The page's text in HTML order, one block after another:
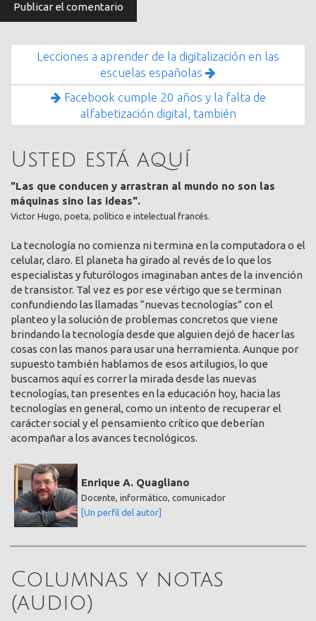
Lecciones a aprender de la digitalización en las
escuelas españolas
Facebook cumple 20 años y la falta de
alfabetización digital, también
Usted está aquí
"Las que conducen y arrastran al mundo no son las
máquinas sino las ideas".
Victor Hugo, poeta, político e intelectual francés.
La tecnología no comienza ni termina en la computadora o el
celular, claro. El planeta ha girado al revés de lo que los
especialistas y futurólogos imaginaban antes de la invención
de transistor. Tal vez es por ese vértigo que se terminan
confundiendo las llamadas “nuevas tecnologías” con el
planteo y la solución de problemas concretos que viene
brindando la tecnología desde que alguien dejó de hacer las
cosas con las manos para usar una herramienta. Aunque por
supuesto también hablamos de esos artilugios, lo que
buscamos aquí es correr la mirada desde las nuevas
tecnologías, tan presentes en la educación hoy, hacia las
tecnologías en general, como un intento de recuperar el
carácter social y el pensamiento crítico que deberían
acompañar a los avances tecnológicos.
Enrique A. Quagliano
Docente, informático, comunicador
[Un perfil del autor]
Columnas y notas
(audio)